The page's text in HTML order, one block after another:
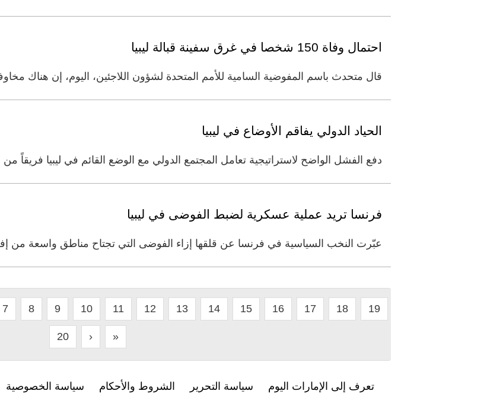
احتمال وفاة 150 شخصا في غرق سفينة قبالة ليبيا
قال متحدث باسم المفوضية السامية للأمم المتحدة لشؤون اللاجئين، اليوم، إن هناك مخاوف
الحياد الدولي يفاقم الأوضاع في ليبيا
دفع الفشل الواضح لاستراتيجية تعامل المجتمع الدولي مع الوضع القائم في ليبيا فريقاً
فرنسا تريد عملية عسكرية لضبط الفوضى في ليبيا
عبّرت النخب السياسية في فرنسا عن قلقها إزاء الفوضى التي تجتاح مناطق واسعة من
7 8 9 10 11 12 13 14 15 16 17 18 19
20 › »
تعرف إلى الإمارات اليوم سياسة التحرير الشروط والأحكام سياسة الخصوصية